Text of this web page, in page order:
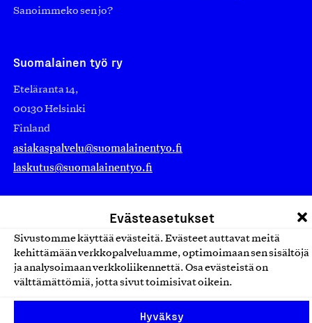
Evästeasetukset
Sivustomme käyttää evästeitä. Evästeet auttavat meitä
kehittämään verkkopalveluamme, optimoimaan sen sisältöjä
ja analysoimaan verkkoliikennettä. Osa evästeistä on
välttämättömiä, jotta sivut toimisivat oikein.
Hyväksy
Sanoimmeko sen jo?
Suomalainen työ ry
Eteläranta 14,
00130 Helsinki
Finland
asiakaspalvelu@suomalainentyo.fi
laskutus@suomalainentyo.fi
Avainlippu